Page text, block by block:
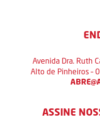
Avenida Dra. Ruth
Alto de Pinheiros –
ASSINE